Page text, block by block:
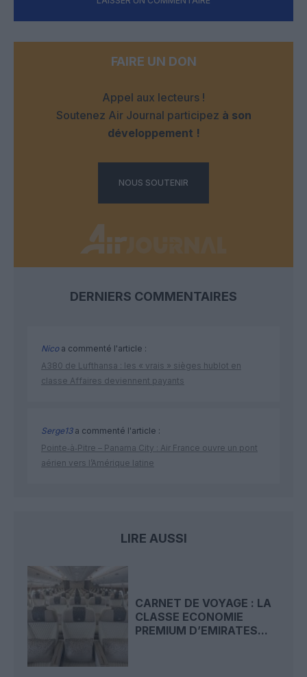
FAIRE UN DON
Appel aux lecteurs !
Soutenez Air Journal participez à son
développement !
NOUS SOUTENIR
DERNIERS COMMENTAIRES
Nicoa commenté l'article :
A380 de Lufthansa : les « vrais » sièges hublot en
classe Affaires deviennent payants
Serge13a commenté l'article :
Pointe‑à‑Pitre – Panama City : Air France ouvre un pont
aérien vers l’Amérique latine
LIRE AUSSI
CARNET DE VOYAGE : LA
CLASSE ECONOMIE
PREMIUM D’EMIRATES...